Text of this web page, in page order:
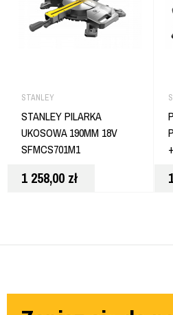
STANLEY
STANLEY PILARKA
UKOSOWA 190MM 18V
SFMCS701M1
1 258,00 zł